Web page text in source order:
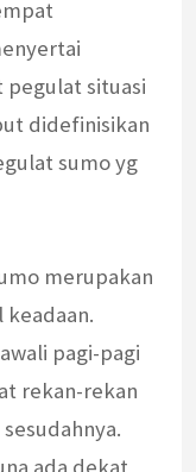
pegulat situasi
didefinisikan
sumo yg
merupakan
pagi-pagi
rekan-rekan